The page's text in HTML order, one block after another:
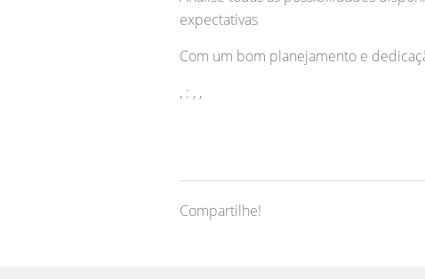
expectativas
Com um bom planejamento e
, : , ,
Compartilhe!